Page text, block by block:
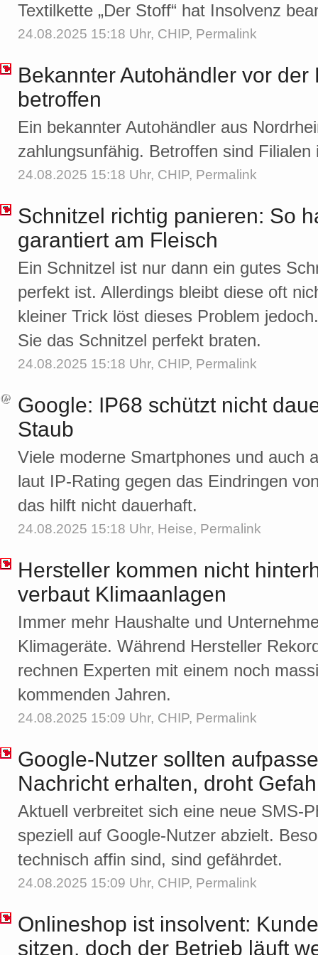
Textilkette „Der Stoff“ hat Insolvenz
24.08.2025 15:18 Uhr, CHIP, Permalink
Bekannter Autohändler vor der
betroffen
Ein bekannter Autohändler aus
zahlungsunfähig. Betroffen sind Filialen
24.08.2025 15:18 Uhr, CHIP, Permalink
Schnitzel richtig panieren: So
garantiert am Fleisch
Ein Schnitzel ist nur dann ein gutes
perfekt ist. Allerdings bleibt diese oft
kleiner Trick löst dieses Problem
Sie das Schnitzel perfekt braten.
24.08.2025 15:18 Uhr, CHIP, Permalink
Google: IP68 schützt nicht
Staub
Viele moderne Smartphones und auch
laut IP-Rating gegen das Eindringen
das hilft nicht dauerhaft.
24.08.2025 15:18 Uhr, Heise, Permalink
Hersteller kommen nicht
verbaut Klimaanlagen
Immer mehr Haushalte und
Klimageräte. Während Hersteller
rechnen Experten mit einem noch
kommenden Jahren.
24.08.2025 15:09 Uhr, CHIP, Permalink
Google-Nutzer sollten
Nachricht erhalten, droht Gefah
Aktuell verbreitet sich eine neue SMS-
speziell auf Google-Nutzer abzielt.
technisch affin sind, sind gefährdet.
24.08.2025 15:09 Uhr, CHIP, Permalink
Onlineshop ist insolvent:
sitzen, doch der Betrieb läuft